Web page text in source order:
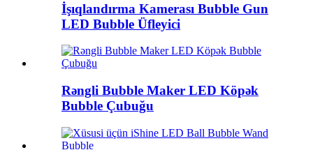
İşıqlandırma Kamerası Bubble Gun
LED Bubble Üfleyici
Rəngli Bubble Maker LED Köpək
Bubble Çubuğu